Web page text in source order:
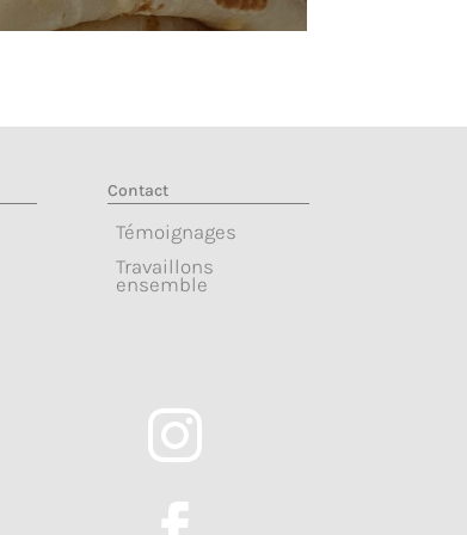
Contact
Témoignages
Travaillons
ensemble
